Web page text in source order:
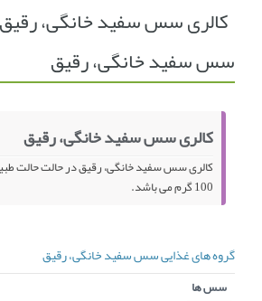
انجمن متخصصین زنان و اوما انتخاب
فهرست مواد غذایی اپلیکیشن بارداری
کالری سس سفید خانگی،
سس سفید خانگی، رقیق
کالری سس سفید خانگی، رقیق
100 گرم می باشد.
گروه های غذایی سس سفید خانگی، رقیق
سس ها